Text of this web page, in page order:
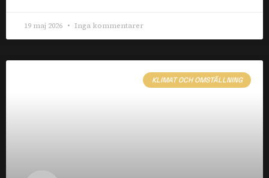
19 maj 2026 Inga kommentarer
KLIMAT OCH OMSTÄLLNING